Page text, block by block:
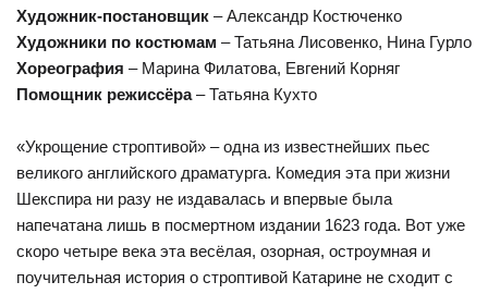
Художник-постановщик – Александр Костюченко
Художники по костюмам – Татьяна Лисовенко, Нина Гурло
Хореография – Марина Филатова, Евгений Корняг
Помощник режиссёра– Татьяна Кухто
«Укрощение строптивой» – одна из известнейших пьес
великого английского драматурга. Комедия эта при жизни
Шекспира ни разу не издавалась и впервые была
напечатана лишь в посмертном издании 1623 года. Вот уже
скоро четыре века эта весёлая, озорная, остроумная и
поучительная история о строптивой Катарине не сходит с